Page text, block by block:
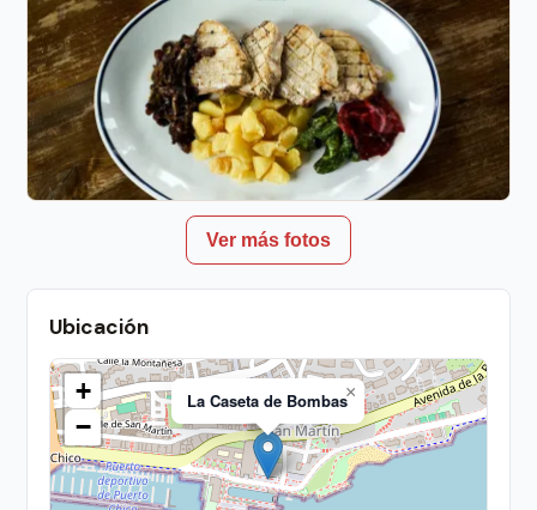
Ver más fotos
Ubicación
La Caseta de Bombas×
+
−